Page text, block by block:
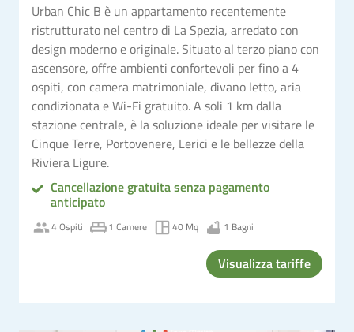
Urban Chic B è un appartamento recentemente
ristrutturato nel centro di La Spezia, arredato con
design moderno e originale. Situato al terzo piano con
ascensore, offre ambienti confortevoli per fino a 4
ospiti, con camera matrimoniale, divano letto, aria
condizionata e Wi-Fi gratuito. A soli 1 km dalla
stazione centrale, è la soluzione ideale per visitare le
Cinque Terre, Portovenere, Lerici e le bellezze della
Riviera Ligure.
Cancellazione gratuita senza pagamento
anticipato
4 Ospiti 1 Camere 40 Mq 1 Bagni
Visualizza tariffe